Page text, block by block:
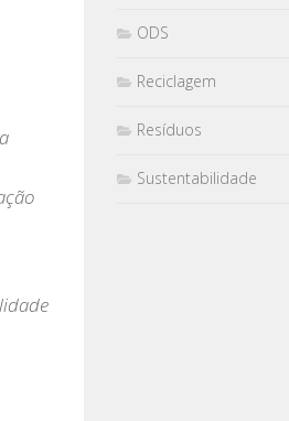
ODS
Reciclagem
Resíduos
Sustentabilidade